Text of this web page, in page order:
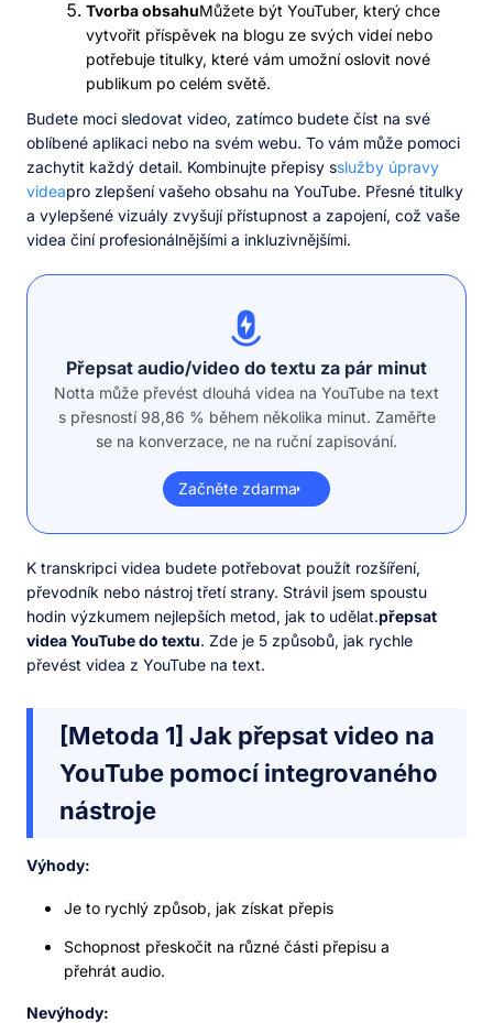
Tvorba obsahuMůžete být YouTuber, který chce
vytvořit příspěvek na blogu ze svých videí nebo
potřebuje titulky, které vám umožní oslovit nové
publikum po celém světě.
Budete moci sledovat video, zatímco budete číst na své
oblíbené aplikaci nebo na svém webu. To vám může pomoci
zachytit každý detail. Kombinujte přepisy sslužby úpravy
videapro zlepšení vašeho obsahu na YouTube. Přesné titulky
a vylepšené vizuály zvyšují přístupnost a zapojení, což vaše
videa činí profesionálnějšími a inkluzivnějšími.
Přepsat audio/video do textu za pár minut
Notta může převést dlouhá videa na YouTube na text
s přesností 98,86 % během několika minut. Zaměřte
se na konverzace, ne na ruční zapisování.
Začněte zdarma
K transkripci videa budete potřebovat použít rozšíření,
převodník nebo nástroj třetí strany. Strávil jsem spoustu
hodin výzkumem nejlepších metod, jak to udělat.přepsat
videa YouTube do textu. Zde je 5 způsobů, jak rychle
převést videa z YouTube na text.
[Metoda 1] Jak přepsat video na
YouTube pomocí integrovaného
nástroje
Výhody:
Je to rychlý způsob, jak získat přepis
Schopnost přeskočit na různé části přepisu a
přehrát audio.
Nevýhody: